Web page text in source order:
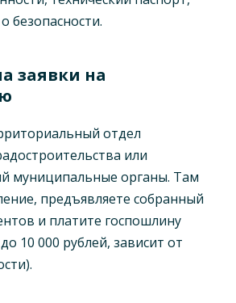
безопасности.
заявки на
отдел
или
муниципальные органы. Там
предъявляете собранный
и платите госпошлину
10 000 рублей, зависит от